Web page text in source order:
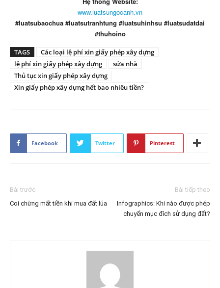
www.luatsungocanh.vn
#luatsubaochua #luatsutranhtung #luatsuhinhsu #luatsudatdai
#thuhoino
TAGS
Các loại lệ phí xin giấy phép xây dựng
lệ phí xin giấy phép xây dựng
sửa nhà
Thủ tục xin giấy phép xây dựng
Xin giấy phép xây dựng hết bao nhiêu tiền?
Facebook Twitter Pinterest
Bài trước
Coi chừng mất tiền khi mua đất lúa
Bài tiếp theo
Infographics: Khi nào được phép
chuyển mục đích sử dụng đất?